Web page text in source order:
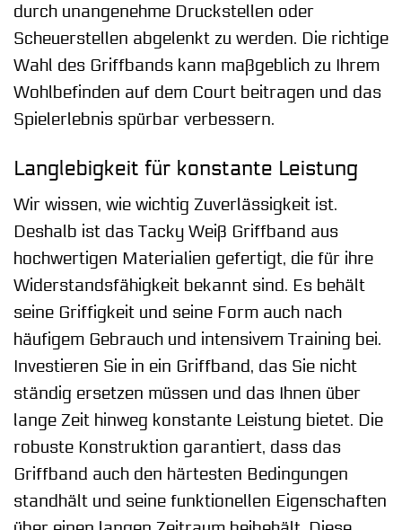
durch unangenehme Druckstellen oder
Scheuerstellen abgelenkt zu werden. Die richtige
Wahl des Griffbands kann maßgeblich zu Ihrem
Wohlbefinden auf dem Court beitragen und das
Spielerlebnis spürbar verbessern.
Langlebigkeit für konstante Leistung
Wir wissen, wie wichtig Zuverlässigkeit ist.
Deshalb ist das Tacky Weiß Griffband aus
hochwertigen Materialien gefertigt, die für ihre
Widerstandsfähigkeit bekannt sind. Es behält
seine Griffigkeit und seine Form auch nach
häufigem Gebrauch und intensivem Training bei.
Investieren Sie in ein Griffband, das Sie nicht
ständig ersetzen müssen und das Ihnen über
lange Zeit hinweg konstante Leistung bietet. Die
robuste Konstruktion garantiert, dass das
Griffband auch den härtesten Bedingungen
standhält und seine funktionellen Eigenschaften